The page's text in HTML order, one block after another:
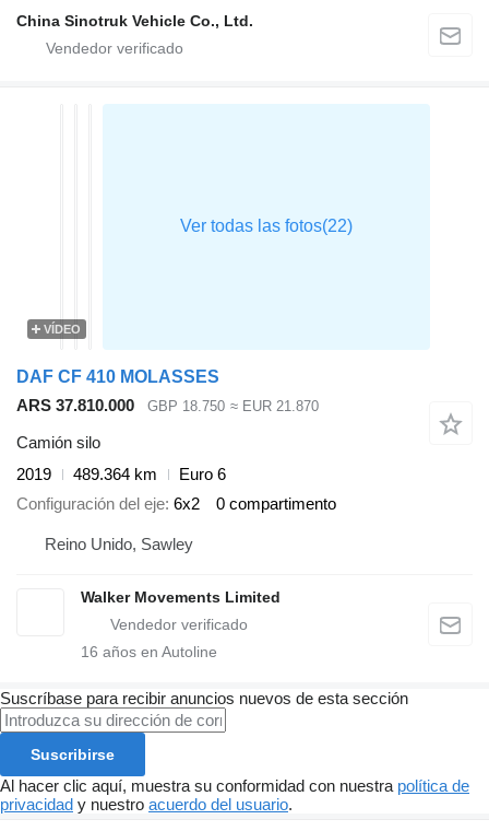
China Sinotruk Vehicle Co., Ltd.
VÍDEO
DAF CF 410 MOLASSES
ARS 37.810.000
GBP 18.750 ≈ EUR 21.870
Camión silo
2019
489.364 km
Euro 6
Configuración del eje 6x2 0 compartimento
Reino Unido, Sawley
Walker Movements Limited
16 años en Autoline
Suscríbase para recibir anuncios nuevos de esta sección
Suscribirse
Al hacer clic aquí, muestra su conformidad con nuestra política de
privacidad y nuestro acuerdo del usuario.